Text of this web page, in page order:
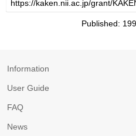
Published:
Information
User Guide
FAQ
News